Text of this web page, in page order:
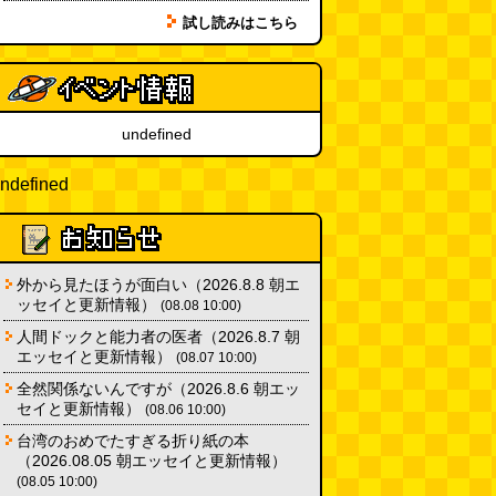
台湾のおめでたすぎる折り紙の本
（2026.08.05 朝エッセイと更新
情報）(唐沢むぎこ) (08.05 10:00)
大きな唐揚げが乗ったチャーハン
ちょこ煎がカインズPBで販売し
てました(読者投稿) (08.04 16:00)
世田谷区民会館行きのバスは1日
1本(べつやく れい) (08.04 16:00)
「モグラ駅」で有名な土合駅……
実は真の秘境駅はお隣の湯檜曽駅
だった(ぼっちのazumiさん)
(08.04 11:00)
試し読みはこちら
undefined
外から見たほうが面白い（2026.8.8 朝エ
ッセイと更新情報）
(08.08 10:00)
人間ドックと能力者の医者（2026.8.7 朝
エッセイと更新情報）
(08.07 10:00)
全然関係ないんですが（2026.8.6 朝エッ
セイと更新情報）
(08.06 10:00)
台湾のおめでたすぎる折り紙の本
（2026.08.05 朝エッセイと更新情報）
(08.05 10:00)